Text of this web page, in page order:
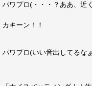
パワプロ(・・・？ああ、近
カキーン！！
パワプロ(いい音出してるな